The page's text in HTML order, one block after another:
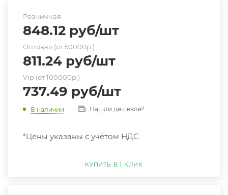
Розничная
848.12 руб/шт
Оптовая (от 50000р.)
811.24 руб/шт
Vip (от 100000р.)
737.49 руб/шт
В наличии Нашли дешевле?
*Цены указаны с учётом НДС
КУПИТЬ В 1 КЛИК